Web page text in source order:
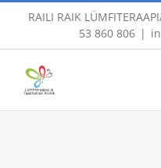
content
RAILI RAIK
53 860 806 |